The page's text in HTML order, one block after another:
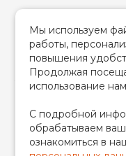
2026 © TIM (ТИМ)
ИП
Мы используем
работы,
повышения
Продолжая
использование
С подробной
обрабатываем
ознакомиться в